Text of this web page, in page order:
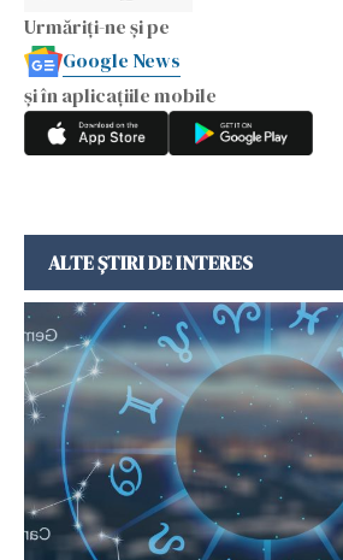
Urmăriți-ne și pe
Google News
și în aplicațiile mobile
ALTE ȘTIRI DE INTERES